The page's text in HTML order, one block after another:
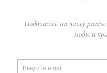
Подпишись на нашу
моды и